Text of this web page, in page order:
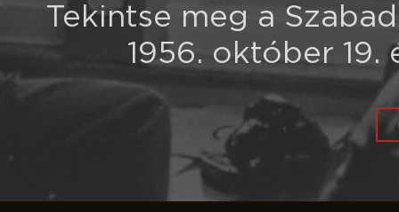
Tekintse meg a
1956. október 19.